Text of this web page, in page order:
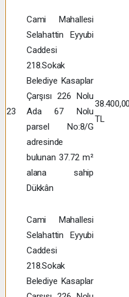
23
Cami Mahallesi
Selahattin Eyyubi
Caddesi
218.Sokak
Belediye Kasaplar
Çarşısı 226 Nolu
Ada 67 Nolu
parsel No:8/G
adresinde
bulunan 37.72 m²
alana sahip
Dükkân
38.400,00
TL
Cami Mahallesi
Selahattin Eyyubi
Caddesi
218.Sokak
Belediye Kasaplar